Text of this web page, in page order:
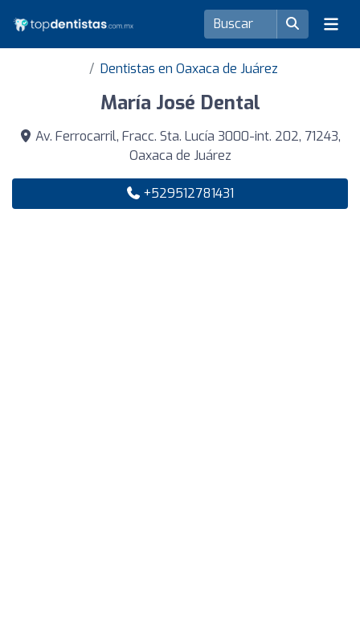
Dentistas en Oaxaca de Juárez
María José Dental
Av. Ferrocarril, Fracc. Sta. Lucía 3000-int. 202, 71243,
Oaxaca de Juárez
+529512781431